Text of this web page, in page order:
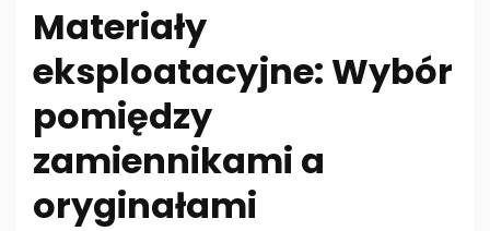
Materiały
eksploatacyjne: Wybór
pomiędzy
zamiennikami a
oryginałami